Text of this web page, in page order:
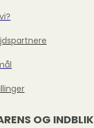
OG INDBLIK